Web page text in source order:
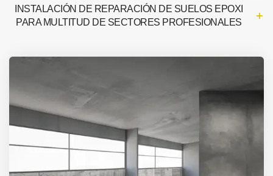
INSTALACIÓN DE REPARACIÓN DE SUELOS EPOXI
PARA MULTITUD DE SECTORES PROFESIONALES